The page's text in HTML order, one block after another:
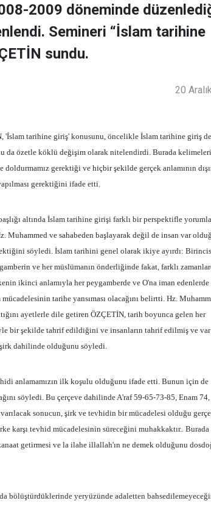
2009 döneminde
Semineri “İslam tarihine
sundu.
20
'İslam tarihine giriş' konusunu, öncelikle İslam tarihine giriş
da özetle köklü değişim olarak nitelendirdi. Burada
gerektiği ve hiçbir şekilde gerçek anlamının
gerektiğini ifade etti.
altında İslam tarihine girişi farklı bir perspektifle
Muhammed ve sahabeden başlayarak değil de insan var
söyledi. İslam tarihini genel olarak ikiye ayırdı:
ve her müslümanın önderliğinde fakat, farklı
ikinci anlamıyla her peygamberde ve O'na iman
tarihe yansıması olacağını belirtti. Hz.
ayetlerle dile getiren ÖZÇETİN, tarih boyunca gelen her
bir şekilde tahrif edildiğini ve insanların tahrif edilmiş ve
dahilinde olduğunu söyledi.
anlamamızın ilk koşulu olduğunu ifade etti. Bunun için de
söyledi. Bu çerçeve dahilinde A'raf 59-65-73-85, Enam 74,
sonucun, şirk ve tevhidin bir mücadelesi olduğu
karşı tevhid mücadelesinin süreceğini muhakkaktır.. Burada
getirmesi ve la ilahe illallah'ın ne demek olduğunu
bölüştürdüklerinde yeryüzünde adaletten